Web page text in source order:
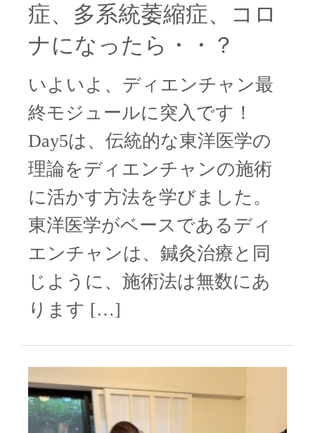
症、多系統萎縮症、コロ
ナになったら・・？
いよいよ、ディエンチャン最
終モジュールに突入です！
Day5は、伝統的な東洋医学の
理論をディエンチャンの施術
に活かす方法を学びました。
東洋医学がベースであるディ
エンチャンは、鍼灸治療と同
じように、施術法は無数にあ
ります […]